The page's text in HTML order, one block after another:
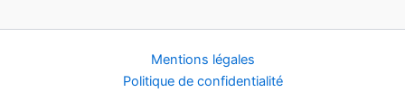
Mentions légales
Politique de confidentialité